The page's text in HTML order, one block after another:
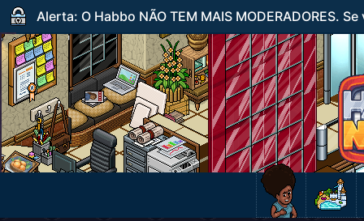
Alerta: O Habbo NÃO TEM MAIS MODERADORES.